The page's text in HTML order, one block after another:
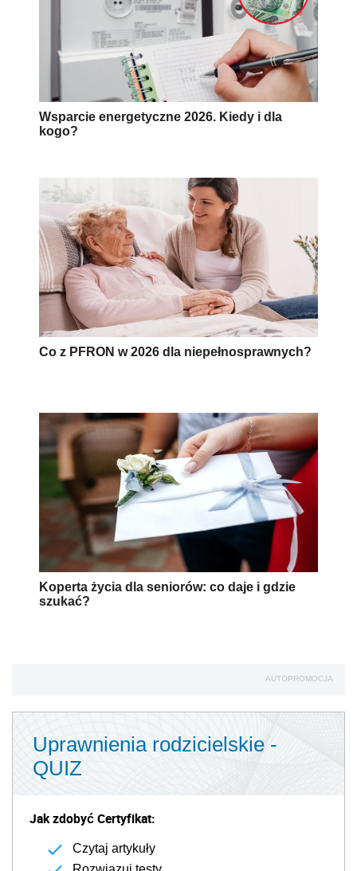
Wsparcie energetyczne 2026. Kiedy i dla
kogo?
Co z PFRON w 2026 dla niepełnosprawnych?
Koperta życia dla seniorów: co daje i gdzie
szukać?
AUTOPROMOCJA
Uprawnienia rodzicielskie -
QUIZ
Jak zdobyć Certyfikat:
Czytaj artykuły